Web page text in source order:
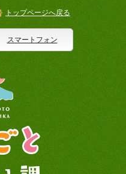
トップページへ戻る
スマートフォン